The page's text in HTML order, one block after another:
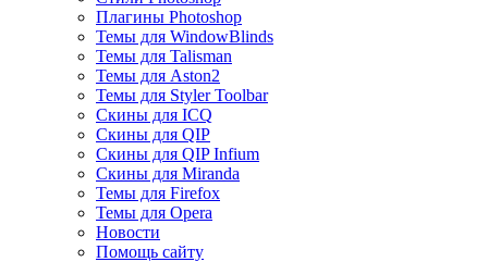
Плагины Photoshop
Темы для WindowBlinds
Темы для Talisman
Темы для Aston2
Темы для Styler Toolbar
Скины для ICQ
Скины для QIP
Скины для QIP Infium
Скины для Miranda
Темы для Firefox
Темы для Opera
Новости
Помощь сайту